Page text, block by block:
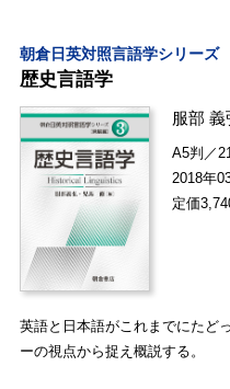
朝倉日英対照言語学シリー
歴史言語学
服部 義
A5判／
2018年
定価
英語と日本語がこれまでにたど
ーの視点から捉え概説する。